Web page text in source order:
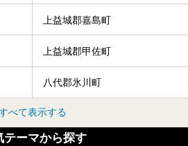
上益城郡嘉島町
上益城郡甲佐町
八代郡氷川町
べて表示する
テーマから探す